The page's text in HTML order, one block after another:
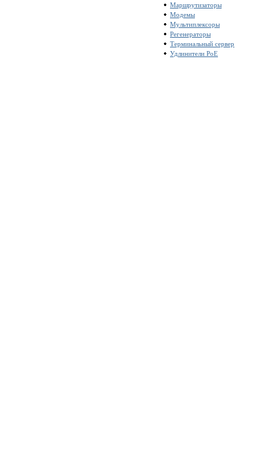
Маршрутизаторы
Модемы
Мультиплексоры
Регенераторы
Терминальный сервер
Удлинители PoE